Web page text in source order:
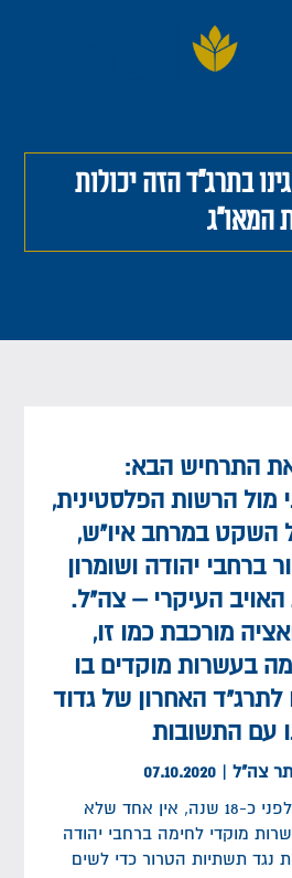
בתרג"ד הזה יכולות
המאו"ג
את התרחיש הבא:
מול הרשות הפלסטינית,
השקט במרחב איו"ש,
ברחבי יהודה ושומרון
העיקרי – צה"ל.
מורכבת כמו זו,
בעשרות מוקדים בו
לתרג"ד האחרון של גדוד
עם התשובות
צה"ל | 07.10.2020
את מבצע "חומת מגן" לפני כ-18 שנה, אין אחד שלא
מוקדי לחימה ברחבי יהודה
נגד תשתיות הטרור כדי לשים